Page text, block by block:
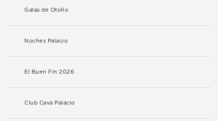
Galas de Otoño
Noches Palacio
El Buen Fin 2026
Club Cava Palacio